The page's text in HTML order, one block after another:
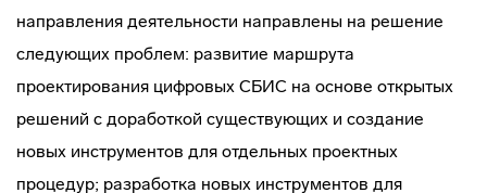
направления деятельности направлены на решение
следующих проблем: развитие маршрута
проектирования цифровых СБИС на основе открытых
решений с доработкой существующих и создание
новых инструментов для отдельных проектных
процедур; разработка новых инструментов для